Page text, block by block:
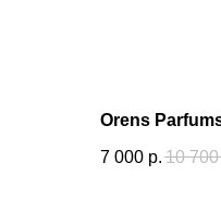
Orens
7 000 р. 10 700